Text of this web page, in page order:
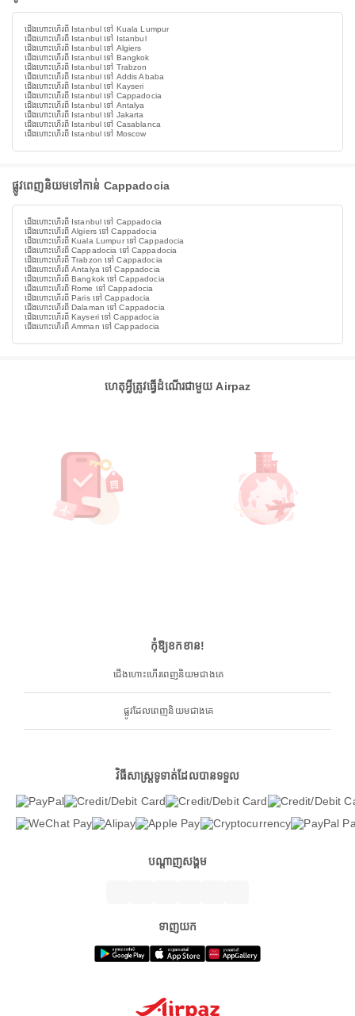
ជើងហោះហើរពី Istanbul ទៅ Kuala Lumpur
ជើងហោះហើរពី Istanbul ទៅ Istanbul
ជើងហោះហើរពី Istanbul ទៅ Algiers
ជើងហោះហើរពី Istanbul ទៅ Bangkok
ជើងហោះហើរពី Istanbul ទៅ Trabzon
ជើងហោះហើរពី Istanbul ទៅ Addis Ababa
ជើងហោះហើរពី Istanbul ទៅ Kayseri
ជើងហោះហើរពី Istanbul ទៅ Cappadocia
ជើងហោះហើរពី Istanbul ទៅ Antalya
ជើងហោះហើរពី Istanbul ទៅ Jakarta
ជើងហោះហើរពី Istanbul ទៅ Casablanca
ជើងហោះហើរពី Istanbul ទៅ Moscow
ផ្លូវពេញនិយមទៅកាន់ Cappadocia
ជើងហោះហើរពី Istanbul ទៅ Cappadocia
ជើងហោះហើរពី Algiers ទៅ Cappadocia
ជើងហោះហើរពី Kuala Lumpur ទៅ Cappadocia
ជើងហោះហើរពី Cappadocia ទៅ Cappadocia
ជើងហោះហើរពី Trabzon ទៅ Cappadocia
ជើងហោះហើរពី Antalya ទៅ Cappadocia
ជើងហោះហើរពី Bangkok ទៅ Cappadocia
ជើងហោះហើរពី Rome ទៅ Cappadocia
ជើងហោះហើរពី Paris ទៅ Cappadocia
ជើងហោះហើរពី Dalaman ទៅ Cappadocia
ជើងហោះហើរពី Kayseri ទៅ Cappadocia
ជើងហោះហើរពី Amman ទៅ Cappadocia
ហេតុអ្វីត្រូវធ្វើដំណើរជាមួយ Airpaz
កុំឱ្យខកខាន!
ជើងហោះហើរពេញនិយមជាងគេ
ផ្លូវដែលពេញនិយមជាងគេ
វិធីសាស្ត្រទូទាត់ដែលបានទទួល
បណ្តាញសង្គម
ទាញយក